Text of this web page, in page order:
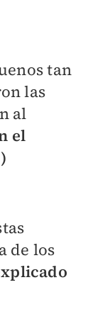
tan
las
al
el
de los